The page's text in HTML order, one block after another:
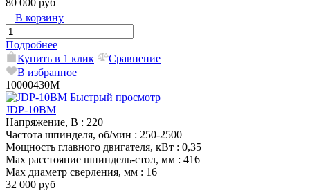
80 000 руб
В корзину
Подробнее
Купить в 1 клик
Сравнение
В избранное
10000430M
Быстрый просмотр
JDP-10BM
Напряжение, В : 220
Частота шпинделя, об/мин : 250-2500
Мощность главного двигателя, кВт : 0,35
Max расстояние шпиндель-стол, мм : 416
Max диаметр сверления, мм : 16
32 000 руб